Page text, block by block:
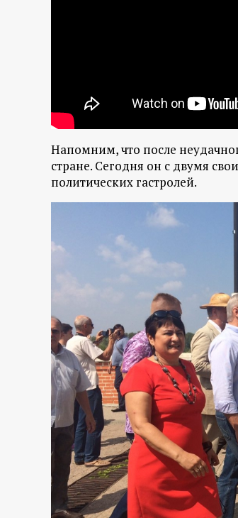
Напомним, что после
стране. Сегодня он с двумя
политических гастролей.